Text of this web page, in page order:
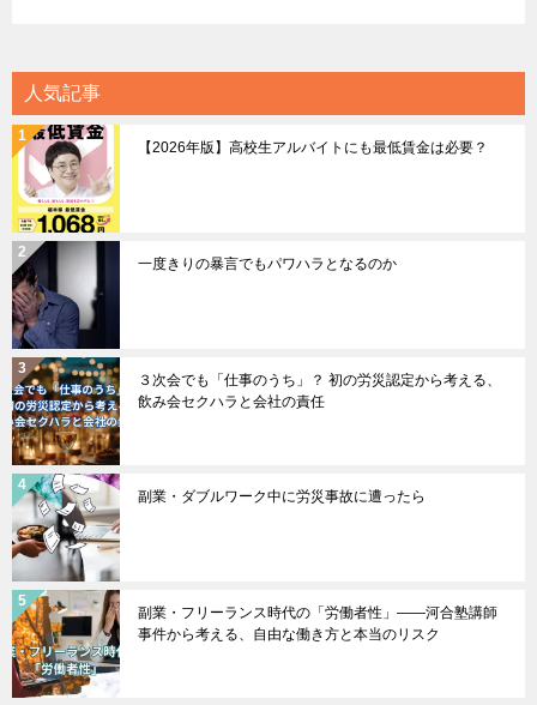
人気記事
【2026年版】高校生アルバイトにも最低賃金は必要？
一度きりの暴言でもパワハラとなるのか
３次会でも「仕事のうち」？ 初の労災認定から考える、
飲み会セクハラと会社の責任
副業・ダブルワーク中に労災事故に遭ったら
副業・フリーランス時代の「労働者性」――河合塾講師
事件から考える、自由な働き方と本当のリスク